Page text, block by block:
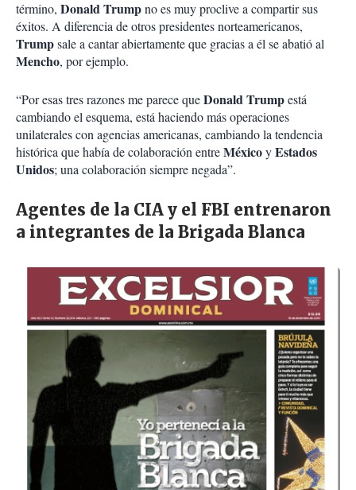
término, Donald Trumpno es muy proclive a compartir sus
éxitos. A diferencia de otros presidentes norteamericanos,
Trumpsale a cantar abiertamente que gracias a él se abatió al
Mencho, por ejemplo.
“Por esas tres razones me parece queDonald Trumpestá
cambiando el esquema, está haciendo más operaciones
unilaterales con agencias americanas, cambiando la tendencia
histórica que había de colaboración entreMéxicoyEstados
Unidos; una colaboración siempre negada”.
Agentes de la CIA y el FBI entrenaron
a integrantes de la Brigada Blanca